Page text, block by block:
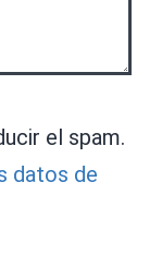
el spam.
datos de